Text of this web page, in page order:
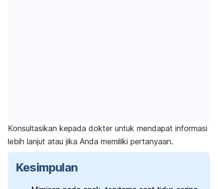
Konsultasikan kepada dokter untuk mendapat informasi
lebih lanjut atau jika Anda memiliki pertanyaan.
Kesimpulan